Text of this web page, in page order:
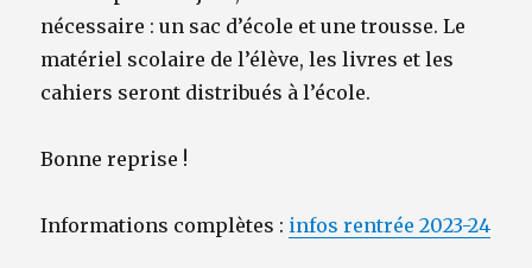
nécessaire : un sac d’école et une trousse. Le
matériel scolaire de l’élève, les livres et les
cahiers seront distribués à l’école.
Bonne reprise !
Informations complètes : infos rentrée 2023-24